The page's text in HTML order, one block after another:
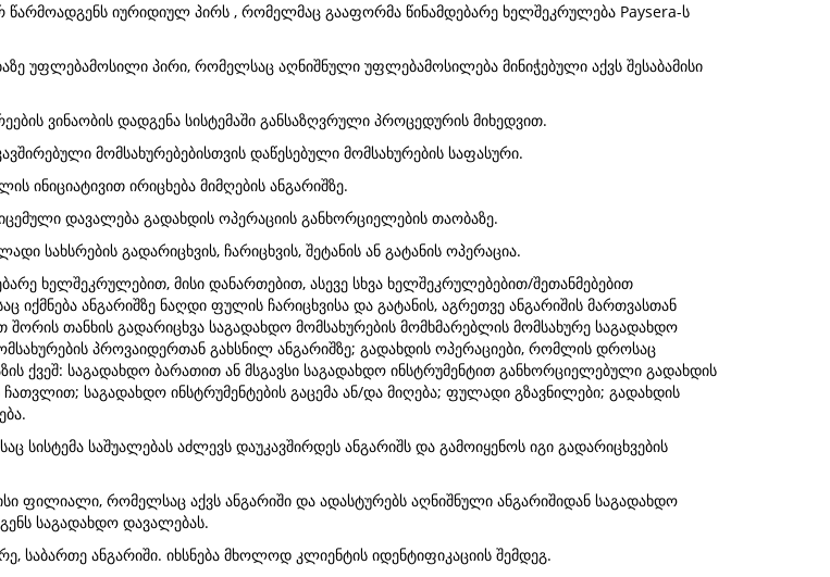
იურიდიულ პირს , რომელმაც გააფორმა წინამდებარე ხელშეკრულება Paysera-ს
უფლებამოსილი პირი, რომელსაც აღნიშნული უფლებამოსილება მინიჭებული აქვს შესაბამისი
ვინაობის დადგენა სისტემაში განსაზღვრული პროცედურის მიხედვით.
მომსახურებებისთვის დაწესებული მომსახურების საფასური.
ინიციატივით ირიცხება მიმღების ანგარიშზე.
დავალება გადახდის ოპერაციის განხორციელების თაობაზე.
სახსრების გადარიცხვის, ჩარიცხვის, შეტანის ან გატანის ოპერაცია.
ხელშეკრულებით, მისი დანართებით, ასევე სხვა ხელშეკრულებებით/შეთანმებებით
ანგარიშზე ნაღდი ფულის ჩარიცხვისა და გატანის, აგრეთვე ანგარიშის მართვასთან
თანხის გადარიცხვა საგადახდო მომსახურების მომხმარებლის მომსახურე საგადახდო
პროვაიდერთან გახსნილ ანგარიშზე; გადახდის ოპერაციები, რომლის დროსაც
ქვეშ: საგადახდო ბარათით ან მსგავსი საგადახდო ინსტრუმენტით განხორციელებული გადახდის
საგადახდო ინსტრუმენტების გაცემა ან/და მიღება; ფულადი გზავნილები; გადახდის
სისტემა საშუალებას აძლევს დაუკავშირდეს ანგარიშს და გამოიყენოს იგი გადარიცხვების
ფილიალი, რომელსაც აქვს ანგარიში და ადასტურებს აღნიშნული ანგარიშიდან საგადახდო
საგადახდო დავალებას.
საბართე ანგარიში. იხსნება მხოლოდ კლიენტის იდენტიფიკაციის შემდეგ.